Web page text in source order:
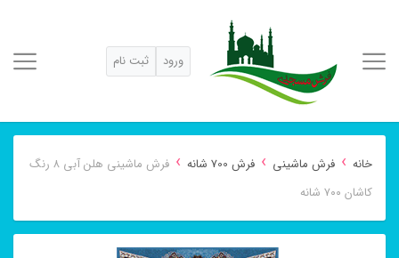
ورود ثبت نام
خانه › فرش ماشینی › فرش 700 شانه ›
فرش ماشینی هلن آبی ۸ رنگ
کاشان ۷۰۰ شانه